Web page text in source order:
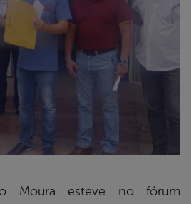
Moura esteve no fórum